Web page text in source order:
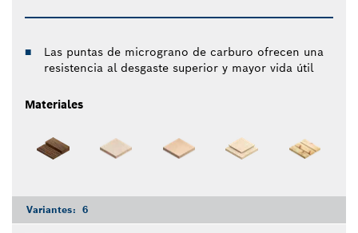
Las puntas de micrograno de carburo ofrecen una
resistencia al desgaste superior y mayor vida útil
Materiales
Variantes: 6